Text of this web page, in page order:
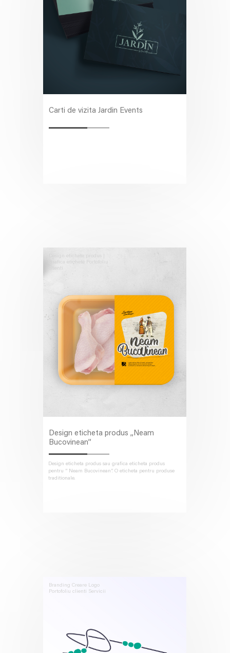
Carti de vizita Jardin Events
Grafica etichete
Design eticheta produs „Neam
Bucovinean”
Design eticheta produs sau grafica eticheta produs
pentru ” Neam Bucovinean”. O eticheta pentru produse
traditionale.
Branding Creare Logo
Portofoliu clienti Servicii